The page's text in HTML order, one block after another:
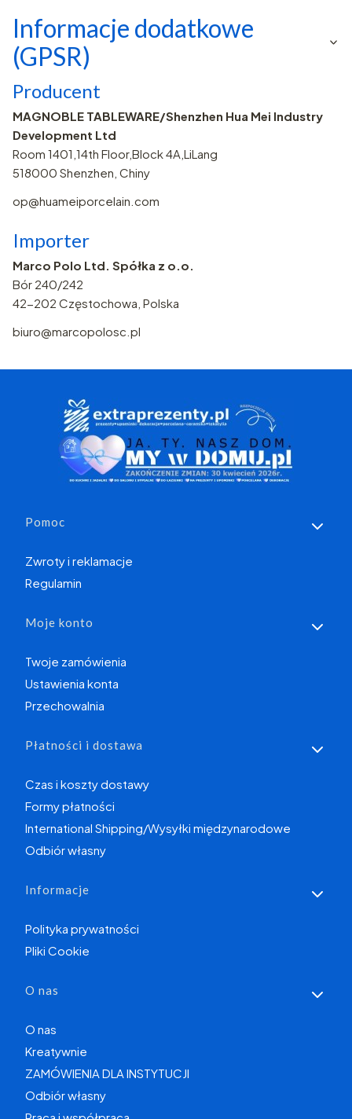
Informacje dodatkowe
(GPSR)
Producent
MAGNOBLE TABLEWARE/Shenzhen Hua Mei Industry
Development Ltd
Room 1401,14th Floor,Block 4A,LiLang
518000 Shenzhen, Chiny
op@huameiporcelain.com
Importer
Marco Polo Ltd. Spółka z o.o.
Bór 240/242
42-202 Częstochowa, Polska
biuro@marcopolosc.pl
Linki w stopce
Pomoc
Zwroty i reklamacje
Regulamin
Moje konto
Twoje zamówienia
Ustawienia konta
Przechowalnia
Płatności i dostawa
Czas i koszty dostawy
Formy płatności
International Shipping/Wysyłki międzynarodowe
Odbiór własny
Informacje
Polityka prywatności
Pliki Cookie
O nas
O nas
Kreatywnie
ZAMÓWIENIA DLA INSTYTUCJI
Odbiór własny